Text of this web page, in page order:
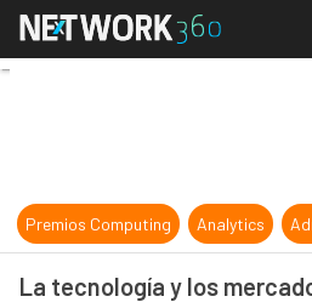
La
Premios Computing Analytics
La tecnología y los